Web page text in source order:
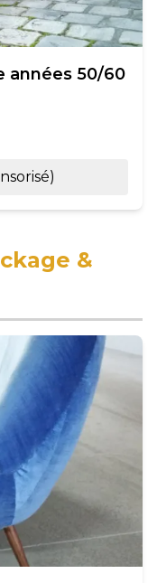
années 50/60
&